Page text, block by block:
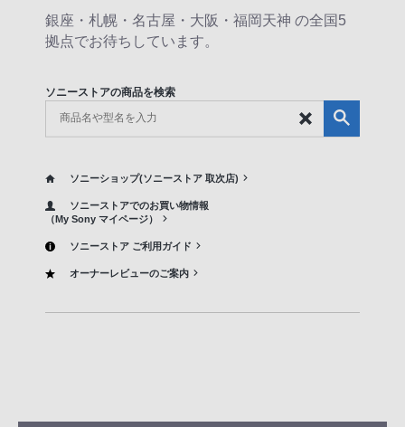
銀座・札幌・名古屋・大阪・福岡天神 の全国5
拠点でお待ちしています。
ソニーストアの商品を検索
ソニーショップ(ソニーストア 取次店)
ソニーストアでのお買い物情報
（My Sony マイページ）
ソニーストア ご利用ガイド
オーナーレビューのご案内